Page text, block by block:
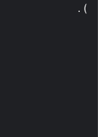
) .